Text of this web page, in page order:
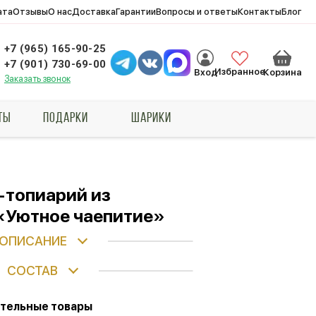
ОтзывыО насДоставкаГарантииВопросы и ответыКонтактыБлог
+7 (965) 165-90-25
+7 (901) 730-69-00
Заказать звонок
ВходИзбранноеКорзина
ПОДАРКИ ШАРИКИ
из
чаепитие»
ОПИСАНИЕ
СОСТАВ
товары